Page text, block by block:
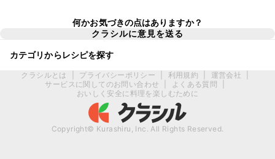
何かお気づきの点はありますか？
クラシルに意見を送る
カテゴリからレシピを探す
クラシルとは プライバシーポリシー 利用規約 運営会社
サービスに関してのお問い合わせ
よくある質問
おいしく安全に料理を楽しむために
Copyright© Kurashiru, Inc. All Rights Reserved.